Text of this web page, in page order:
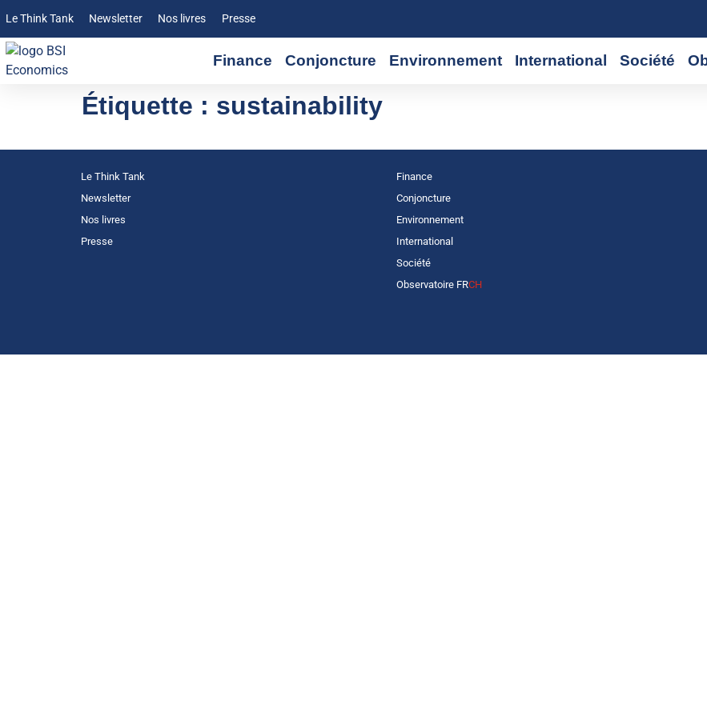
Le Think Tank Newsletter Nos livres Presse
Finance Conjoncture Environnement International Société
Étiquette : sustainability
Le Think Tank
Newsletter
Nos livres
Presse
Finance
Conjoncture
Environnement
International
Société
Observatoire FRCH